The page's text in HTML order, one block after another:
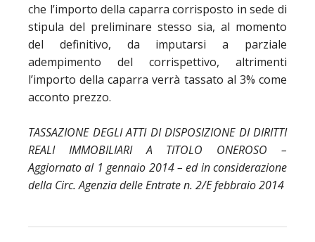
che l’importo della caparra corrisposto in sede di
stipula del preliminare stesso sia, al momento
del definitivo, da imputarsi a parziale
adempimento del corrispettivo, altrimenti
l’importo della caparra verrà tassato al 3% come
acconto prezzo.
TASSAZIONE DEGLI ATTI DI DISPOSIZIONE DI DIRITTI
REALI IMMOBILIARI A TITOLO ONEROSO –
Aggiornato al 1 gennaio 2014– ed in considerazione
della Circ. Agenzia delle Entrate n. 2/E febbraio 2014